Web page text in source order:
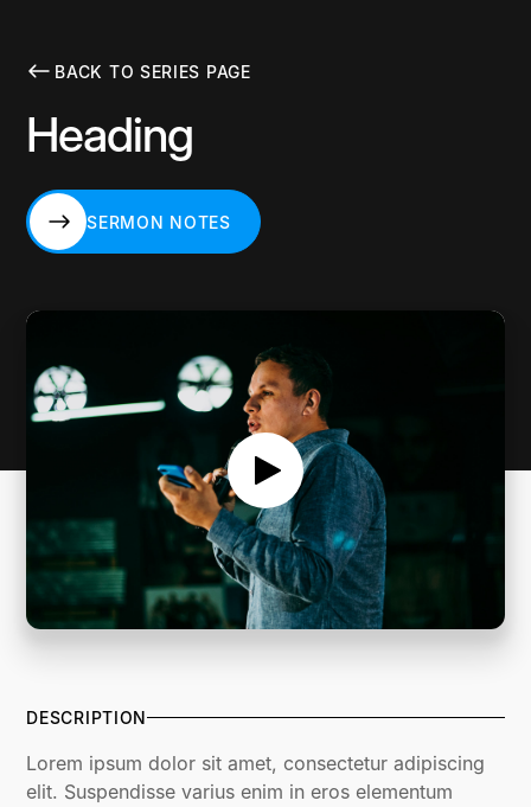
BACK TO SERIES PAGE
Heading
SERMON NOTES
DESCRIPTION
Lorem ipsum dolor sit amet, consectetur adipiscing
elit. Suspendisse varius enim in eros elementum